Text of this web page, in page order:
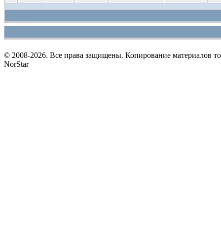
© 2008-2026. Все права защищены. Копирование материалов
NorStar